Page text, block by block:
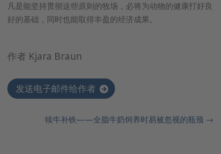
凡是能坚持贯彻这些原则的牧场，必将为动物的健康打好良
好的基础，同时也能取得丰盈的经济成果。
作者 Kjara Braun
发送电子邮件给作者
犊牛补铁——全脂牛奶饲养时易被忽视的瓶颈 →